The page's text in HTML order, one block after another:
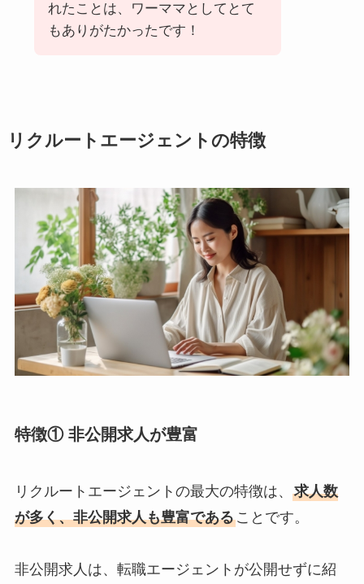
れたことは、ワーママとしてとて
もありがたかったです！
リクルートエージェントの特徴
特徴① 非公開求人が豊富
リクルートエージェントの最大の特徴は、 求人数
が多く、非公開求人も豊富であることです。
非公開求人は、転職エージェントが公開せずに紹